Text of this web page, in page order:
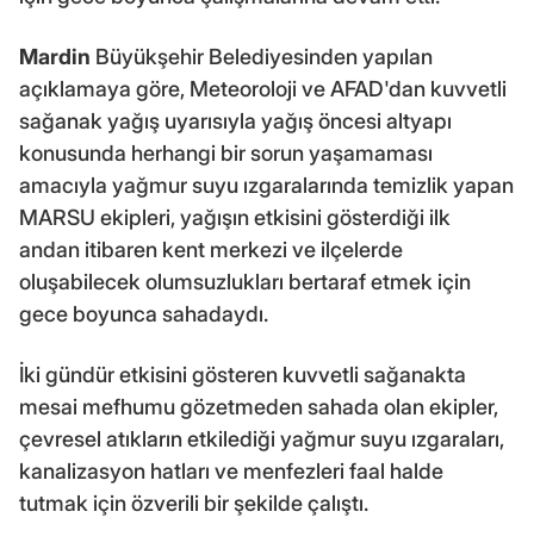
Mardin Büyükşehir Belediyesinden yapılan
açıklamaya göre, Meteoroloji ve AFAD'dan kuvvetli
sağanak yağış uyarısıyla yağış öncesi altyapı
konusunda herhangi bir sorun yaşamaması
amacıyla yağmur suyu ızgaralarında temizlik yapan
MARSU ekipleri, yağışın etkisini gösterdiği ilk
andan itibaren kent merkezi ve ilçelerde
oluşabilecek olumsuzlukları bertaraf etmek için
gece boyunca sahadaydı.
İki gündür etkisini gösteren kuvvetli sağanakta
mesai mefhumu gözetmeden sahada olan ekipler,
çevresel atıkların etkilediği yağmur suyu ızgaraları,
kanalizasyon hatları ve menfezleri faal halde
tutmak için özverili bir şekilde çalıştı.